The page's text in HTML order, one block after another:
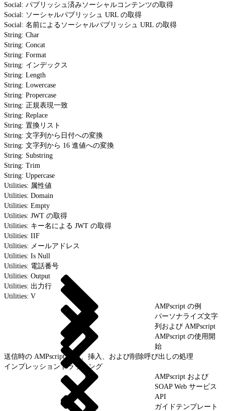
Social: パブリッシュ済みソーシャルコンテンツの取得
Social: ソーシャルパブリッシュ URL の取得
Social: 名前によるソーシャルパブリッシュ URL の取得
String: Char
String: Concat
String: Format
String: インデックス
String: Length
String: Lowercase
String: Propercase
String: 正規表現一致
String: Replace
String: 置換リスト
String: 文字列から日付への変換
String: 文字列から 16 進値への変換
String: Substring
String: Trim
String: Uppercase
Utilities: 属性値
Utilities: Domain
Utilities: Empty
Utilities: JWT の取得
Utilities: キー名による JWT の取得
Utilities: IIF
Utilities: メールアドレス
Utilities: Is Null
Utilities: 電話番号
Utilities: Output
Utilities: 出力行
Utilities: V
AMPscript の例
パーソナライズ文字
列および AMPscript
AMPscript の使用開
始
送信時の AMPscript 更新、挿入、および削除呼び出しの処理
インプレッショントラッキング
AMPscript および
SOAP Web サービス
API
ガイドテンプレート